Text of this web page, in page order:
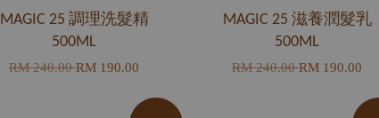
MAGIC 25 調理洗髮精
500ML
RM 240.00RM 190.00
MAGIC 25 滋養潤髮乳
500ML
RM 240.00RM 190.00